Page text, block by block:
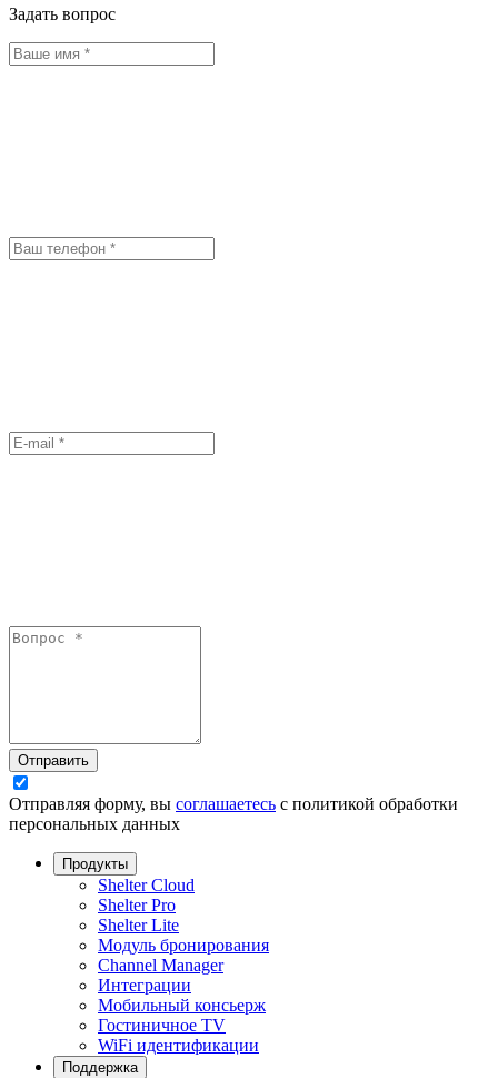
Задать вопрос
Отправить
Отправляя форму, вы соглашаетесь с политикой обработки
персональных данных
Продукты
Shelter Cloud
Shelter Pro
Shelter Lite
Модуль бронирования
Channel Manager
Интеграции
Мобильный консьерж
Гостиничное TV
WiFi идентификации
Поддержка